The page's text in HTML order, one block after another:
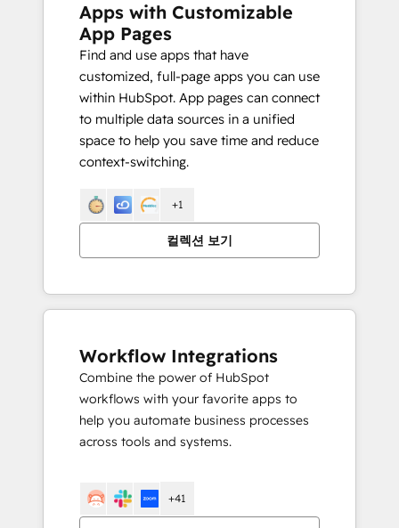
Apps with Customizable
App Pages
Find and use apps that have
customized, full-page apps you can use
within HubSpot. App pages can connect
to multiple data sources in a unified
space to help you save time and reduce
context-switching.
컬렉션 보기
+1
Workflow Integrations
Combine the power of HubSpot
workflows with your favorite apps to
help you automate business processes
across tools and systems.
+41